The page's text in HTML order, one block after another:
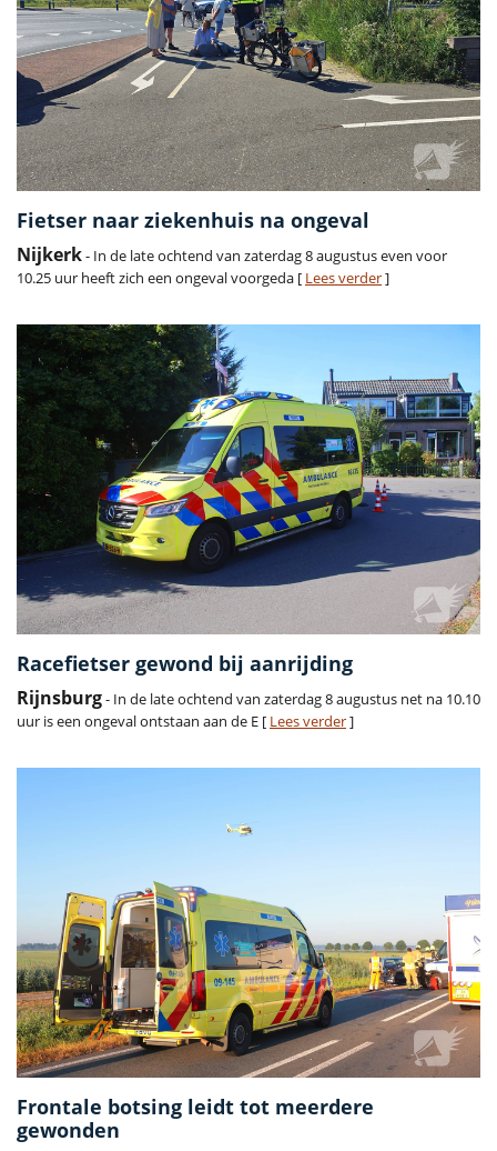
Fietser naar ziekenhuis na ongeval
Nijkerk- In de late ochtend van zaterdag 8 augustus even voor
10.25 uur heeft zich een ongeval voorgeda [ Lees verder]
Racefietser gewond bij aanrijding
Rijnsburg- In de late ochtend van zaterdag 8 augustus net na 10.10
uur is een ongeval ontstaan aan de E [ Lees verder]
Frontale botsing leidt tot meerdere
gewonden